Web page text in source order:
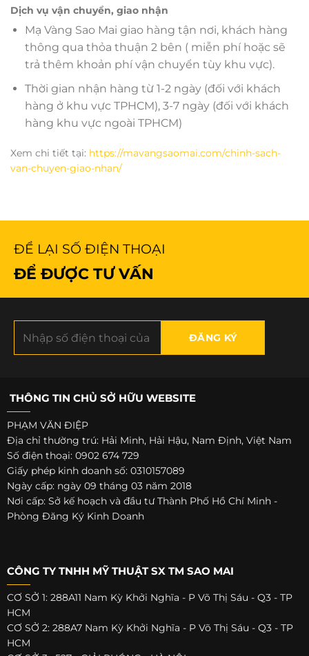
Dịch vụ vận chuyển, giao nhận
Mạ Vàng Sao Mai giao hàng tận nơi, khách hàng
thông qua thỏa thuận 2 bên ( miễn phí hoặc sẽ
trả thêm khoản phí vận chuyển tùy khu vực).
Thời gian nhận hàng từ 1-2 ngày (đối với khách
hàng ở khu vực TPHCM), 3-7 ngày (đối với khách
hàng khu vực ngoài TPHCM)
Xem chi tiết tại: https://mavangsaomai.com/chinh-sach-
van-chuyen-giao-nhan/
ĐỂ LẠI SỐ ĐIỆN THOẠI
ĐỂ ĐƯỢC TƯ VẤN
THÔNG TIN CHỦ SỞ HỮU WEBSITE
PHẠM VĂN ĐIỆP
Địa chỉ thường trú: Hải Minh, Hải Hậu, Nam Định, Việt Nam
Số điện thoại: 0902 674 729
Giấy phép kinh doanh số: 0310157089
Ngày cấp: ngày 09 tháng 03 năm 2018
Nơi cấp: Sở kế hoạch và đầu tư Thành Phố Hồ Chí Minh -
Phòng Đăng Ký Kinh Doanh
CÔNG TY TNHH MỸ THUẬT SX TM SAO MAI
CƠ SỞ 1: 288A11 Nam Kỳ Khởi Nghĩa - P Võ Thị Sáu - Q3 - TP
HCM
CƠ SỞ 2: 288A7 Nam Kỳ Khởi Nghĩa - P Võ Thị Sáu - Q3 - TP
HCM